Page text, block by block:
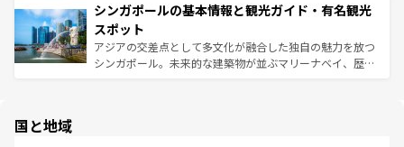
参照してほしい。
激する。気候は一年中温暖で、どの季節にも異なる楽しみ
が待っている。親しみやすいタイの人々、仏教を中心とし
た文化、そして多様な観光資源が、訪れる旅人を魅了し続
ける。 なお、新着のタイ情報はコンテンツ一覧を参照して
み、どこを訪れても感動するはず。観光スポットが密集し
ており、効率よく見どころを回れるのも魅力。息をのむよ
うな絶景から文化的な体験まで、香港を存分に楽しみ尽く
そう。 なお、新着の香港情報はコンテンツ一覧を参照して
シンガポールの基本情報と観光ガイド・有名観光
スポット
アジアの交差点として多文化が融合した独自の魅力を放つ
シンガポール。未来的な建築物が並ぶマリーナベイ、歴史
国と地域